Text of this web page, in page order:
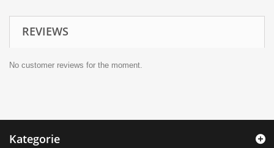
REVIEWS
No customer reviews for the moment.
Kategorie